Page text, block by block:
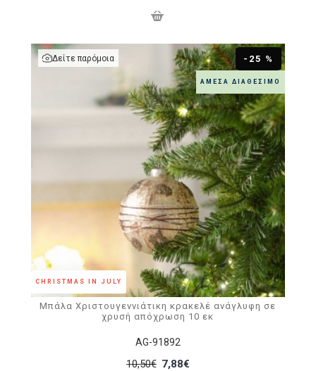
ΆΜΕΣΑ ΔΙΑΘΈΣΙΜΟ
CHRISTMAS IN JULY
-25 %
Δείτε παρόμοια
AG-91892
Μπάλα Χριστουγεννιάτικη κρακελέ ανάγλυφη σε
χρυσή απόχρωση 10 εκ
10,50€ 7,88€